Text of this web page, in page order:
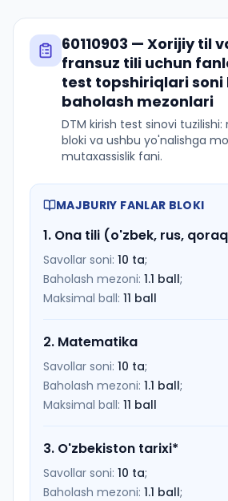
60110903 — Xorijiy til
fransuz tili uchun
test topshiriqlari soni
baholash mezonlari
DTM kirish test sinovi
bloki va ushbu yo'nalishga
mutaxassislik fani.
MAJBURIY FANLAR BLOKI
1. Ona tili (o'zbek, rus,
Savollar soni: 10 ta;
Baholash mezoni: 1.1 ball;
Maksimal ball: 11 ball
2. Matematika
Savollar soni: 10 ta;
Baholash mezoni: 1.1 ball;
Maksimal ball: 11 ball
3. O'zbekiston tarixi*
Savollar soni: 10 ta;
Baholash mezoni: 1.1 ball;